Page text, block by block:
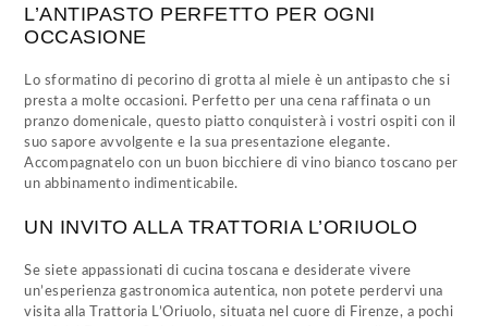
L’ANTIPASTO PERFETTO PER OGNI
OCCASIONE
Lo sformatino di pecorino di grotta al miele è un antipasto che si
presta a molte occasioni. Perfetto per una cena raffinata o un
pranzo domenicale, questo piatto conquisterà i vostri ospiti con il
suo sapore avvolgente e la sua presentazione elegante.
Accompagnatelo con un buon bicchiere di vino bianco toscano per
un abbinamento indimenticabile.
UN INVITO ALLA TRATTORIA L’ORIUOLO
Se siete appassionati di cucina toscana e desiderate vivere
un’esperienza gastronomica autentica, non potete perdervi una
visita alla Trattoria L’Oriuolo, situata nel cuore di Firenze, a pochi